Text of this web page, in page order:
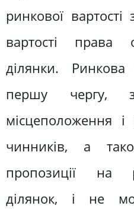
ринкової
вартості права
ділянки.
першу чергу,
місцеположення і
чинників, а
пропозиції на
ділянок, і не